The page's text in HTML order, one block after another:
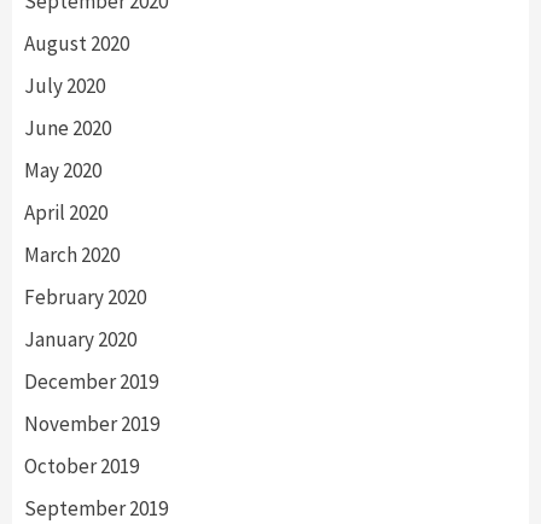
August 2020
July 2020
June 2020
May 2020
April 2020
March 2020
February 2020
January 2020
December 2019
November 2019
October 2019
September 2019